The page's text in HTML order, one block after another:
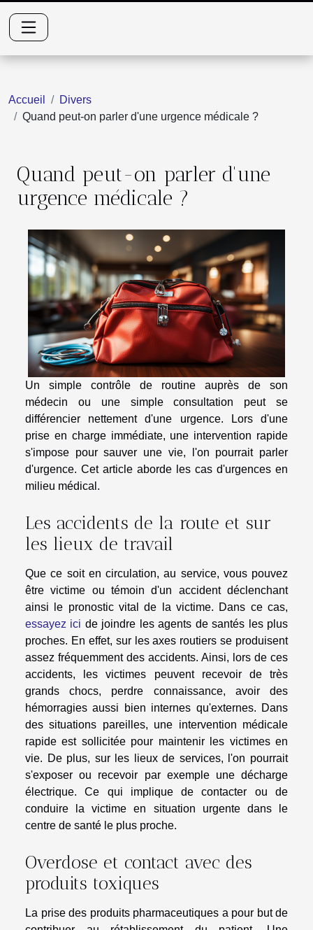
Accueil
Divers
Quand peut-on parler d'une urgence médicale ?
Quand peut-on parler d'une
urgence médicale ?
Un simple contrôle de routine auprès de son
médecin ou une simple consultation peut se
différencier nettement d'une urgence. Lors d'une
prise en charge immédiate, une intervention rapide
s'impose pour sauver une vie, l'on pourrait parler
d'urgence. Cet article aborde les cas d'urgences en
milieu médical.
Les accidents de la route et sur
les lieux de travail
Que ce soit en circulation, au service, vous pouvez
être victime ou témoin d'un accident déclenchant
ainsi le pronostic vital de la victime. Dans ce cas,
essayez ici de joindre les agents de santés les plus
proches. En effet, sur les axes routiers se produisent
assez fréquemment des accidents. Ainsi, lors de ces
accidents, les victimes peuvent recevoir de très
grands chocs, perdre connaissance, avoir des
hémorragies aussi bien internes qu'externes. Dans
des situations pareilles, une intervention médicale
rapide est sollicitée pour maintenir les victimes en
vie. De plus, sur les lieux de services, l'on pourrait
s'exposer ou recevoir par exemple une décharge
électrique. Ce qui implique de contacter ou de
conduire la victime en situation urgente dans le
centre de santé le plus proche.
Overdose et contact avec des
produits toxiques
La prise des produits pharmaceutiques a pour but de